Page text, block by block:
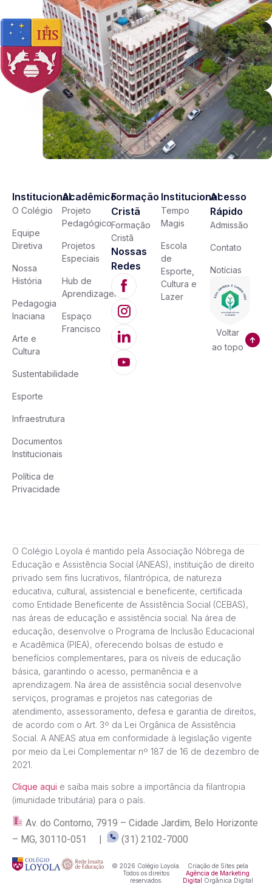
Institucional
O Colégio
Equipe
Diretiva
Nossa
História
Pedagogia
Inaciana
Arte e
Cultura
Sustentabilidade
Esporte
Infraestrutura
Documentos
Institucionais
Política de
Privacidade
Acadêmico
Projeto
Pedagógico
Projetos
Especiais
Hub de
Aprendizagem
Espaço
Francisco
Formação
Cristã
Formação
Cristã
Nossas
Redes
Institucional
Tempo
Magis
Escola
de
Esporte,
Cultura e
Lazer
Acesso
Rápido
Admissão
Contato
Notícias
Voltar
ao topo
O Colégio Loyola é mantido pela Associação Nóbrega de
Educação e Assistência Social (ANEAS), instituição de direito
privado sem fins lucrativos, filantrópica, de natureza
educativa, cultural, assistencial e beneficente, certificada
como Entidade Beneficente de Assistência Social (CEBAS),
nas áreas de educação e assistência social. Na área de
educação, desenvolve o Programa de Inclusão Educacional
e Acadêmica (PIEA), oferecendo bolsas de estudo e
benefícios complementares, para os níveis de educação
básica, garantindo o acesso, permanência e a
aprendizagem. Na área de assistência social desenvolve
serviços, programas e projetos nas categorias de
atendimento, assessoramento, defesa e garantia de direitos,
de acordo com o Art. 3º da Lei Orgânica de Assistência
Social. A ANEAS atua em conformidade à legislação vigente
por meio da Lei Complementar nº 187 de 16 de dezembro de
2021.
Clique aqui e saiba mais sobre a importância da filantropia
(imunidade tributária) para o país.
Av. do Contorno, 7919 – Cidade Jardim, Belo Horizonte
– MG, 30110-051 |
(31) 2102-7000
© 2026 Colégio Loyola.
Todos os direitos
reservados.
Criação de Sites pela
Agência de Marketing
Digital Orgânica Digital